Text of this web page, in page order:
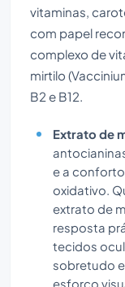
vitaminas,
com papel
complexo de
mirtilo
B2 e B12.
Extrato de
e a
oxidativo.
extrato de
resposta
tecidos
sobretudo